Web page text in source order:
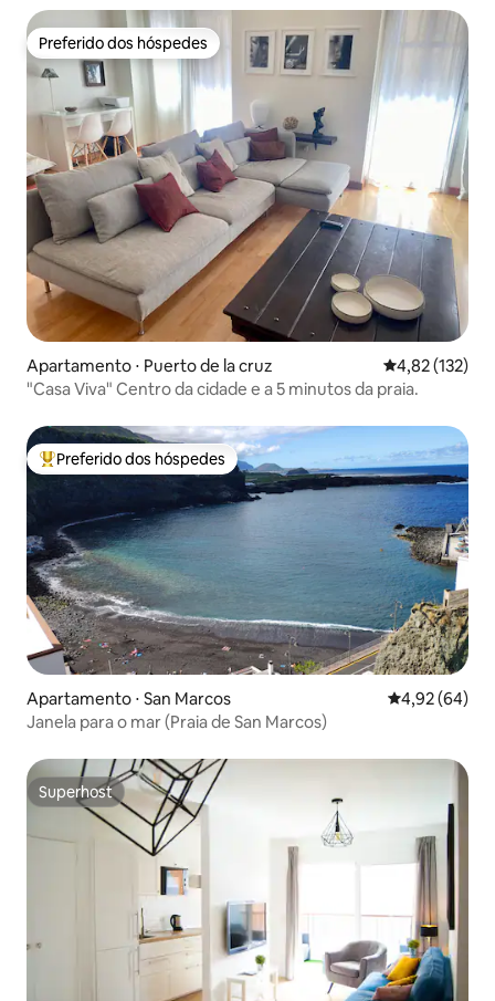
Preferido dos hóspedes
Preferido dos hóspedes
Apartamento ⋅ Puerto de la cruz 4,82 de uma
4,82 (132)
"Casa Viva" Centro da cidade e a 5 minutos da praia.
Entre os melhores preferidos dos hóspedes
Preferido dos hóspedes
Apartamento ⋅ San Marcos 4,92 de uma
4,92 (64)
Janela para o mar (Praia de San Marcos)
Superhost
Superhost